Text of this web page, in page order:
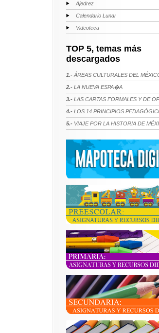
Ajedrez
Calendario Lunar
Videoteca
TOP 5, temas más
descargados
1.- ÁREAS CULTURALES DEL
2.- LA NUEVA ESPA�A
3.- LAS CARTAS FORMALES Y DE
4.- LOS 14 PRINCIPIOS
5.- VIAJE POR LA HISTORIA DE